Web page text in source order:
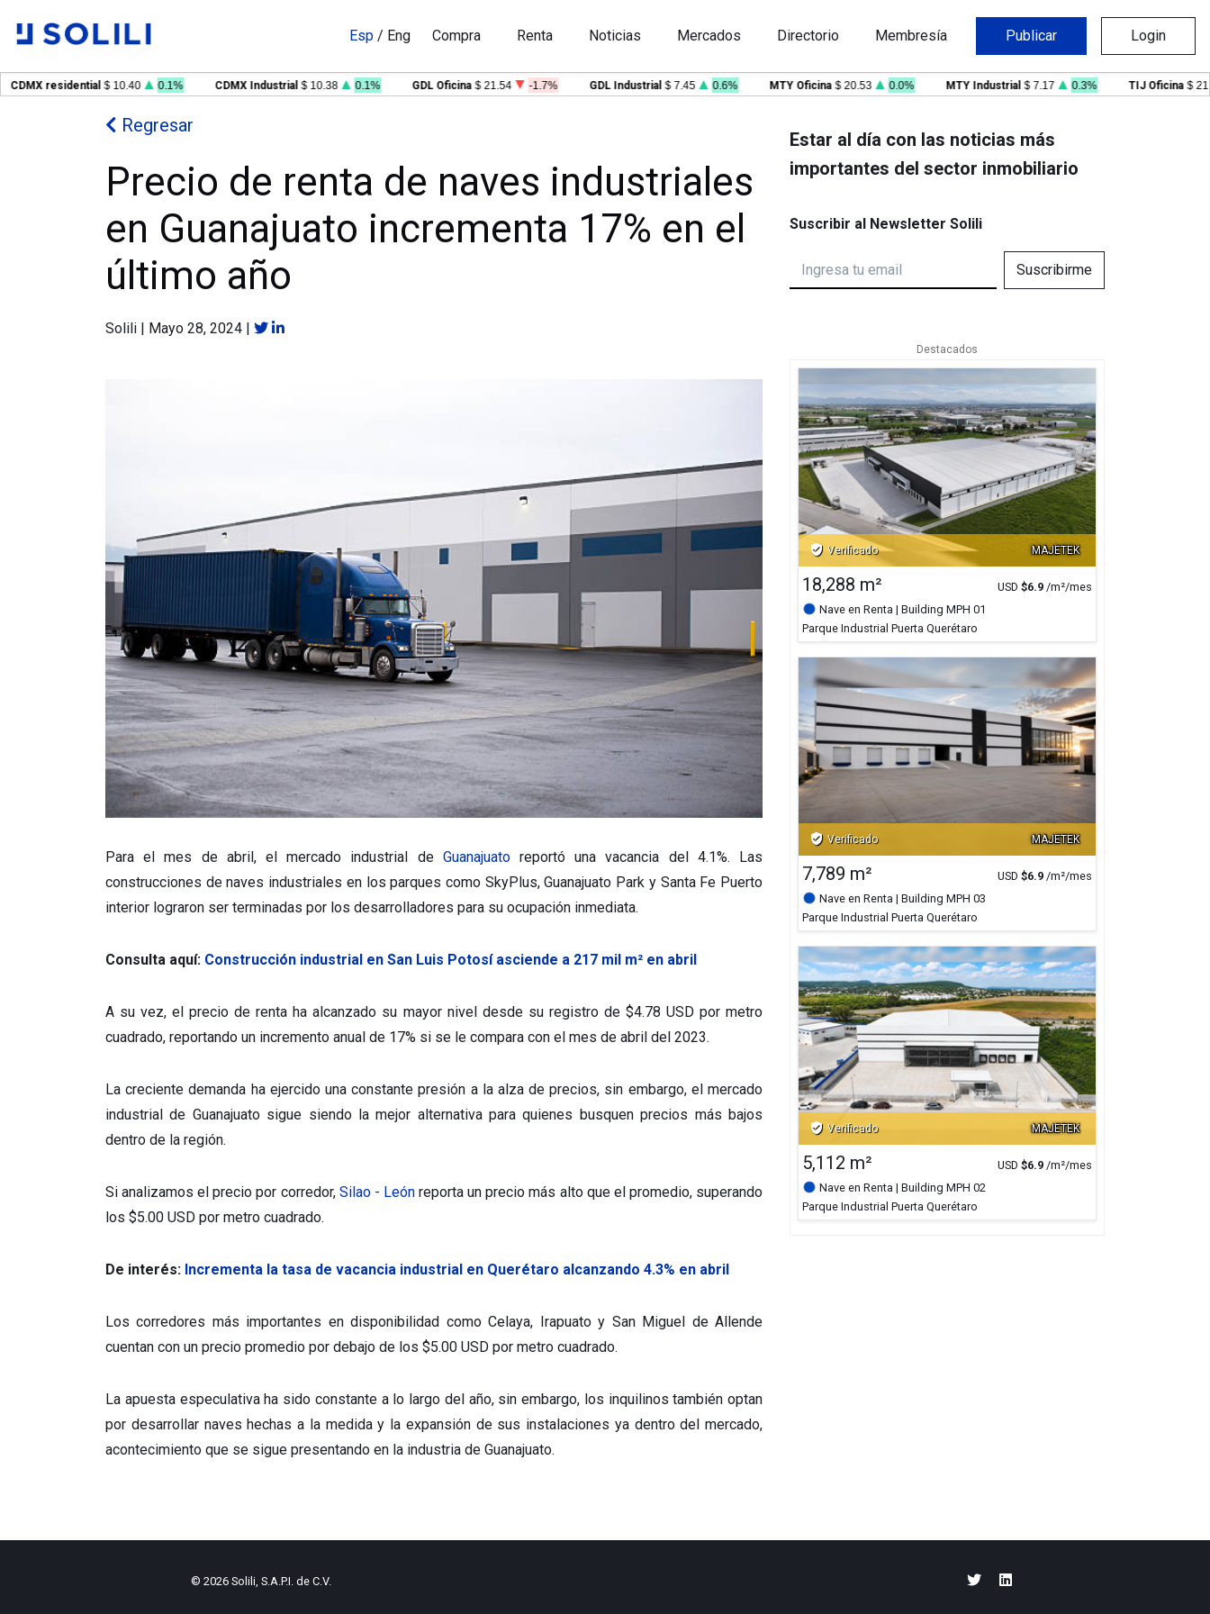
Esp / Eng Compra Renta Noticias Mercados Directorio Membresía Publicar Login
residential $ 10.40 0.1% CDMX Industrial $ 10.38 0.1% GDL Oficina $ 21.54 -1.7% GDL Industrial $ 7.45 0.6% MTY Oficina $ 20.53 0.0% MTY Industrial $ 7.17 0.3% TIJ Oficina $ 21.09
Regresar
Precio de renta de naves industriales
en Guanajuato incrementa 17% en el
último año
Solili | Mayo 28, 2024 |
Para el mes de abril, el mercado industrial de Guanajuatoreportó una vacancia del 4.1%. Las
construcciones de naves industriales en los parques como SkyPlus, Guanajuato Park y Santa Fe Puerto
interior lograron ser terminadas por los desarrolladores para su ocupación inmediata.
Consulta aquí: Construcción industrial en San Luis Potosí asciende a 217 mil m² en abril
A su vez, el precio de renta ha alcanzado su mayor nivel desde su registro de $4.78 USD por metro
cuadrado, reportando un incremento anual de 17% si se le compara con el mes de abril del 2023.
La creciente demanda ha ejercido una constante presión a la alza de precios, sin embargo, el mercado
industrial de Guanajuato sigue siendo la mejor alternativa para quienes busquen precios más bajos
dentro de la región.
Si analizamos el precio por corredor, Silao - Leónreporta un precio más alto que el promedio, superando
los $5.00 USD por metro cuadrado.
De interés: Incrementa la tasa de vacancia industrial en Querétaro alcanzando 4.3% en abril
Los corredores más importantes en disponibilidad como Celaya, Irapuato y San Miguel de Allende
cuentan con un precio promedio por debajo de los $5.00 USD por metro cuadrado.
La apuesta especulativa ha sido constante a lo largo del año, sin embargo, los inquilinos también optan
por desarrollar naves hechas a la medida y la expansión de sus instalaciones ya dentro del mercado,
acontecimiento que se sigue presentando en la industria de Guanajuato.
Estar al día con las noticias más
importantes del sector inmobiliario
Suscribir al Newsletter Solili
Suscribirme
Destacados
MAJETEK
verified_user Verificado
18,288 m² USD $6.9 /m²/mes
Nave en Renta | Building MPH 01
Parque Industrial Puerta Querétaro
MAJETEK
verified_user Verificado
7,789 m² USD $6.9 /m²/mes
Nave en Renta | Building MPH 03
Parque Industrial Puerta Querétaro
MAJETEK
verified_user Verificado
5,112 m² USD $6.9 /m²/mes
Nave en Renta | Building MPH 02
Parque Industrial Puerta Querétaro
© 2026 Solili, S.A.P.I. de C.V.